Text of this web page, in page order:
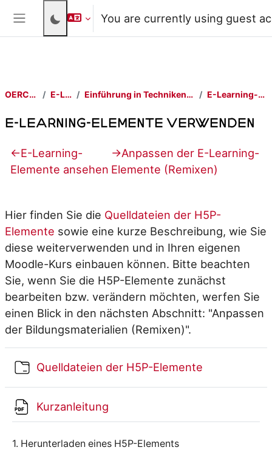
Skip to main content
You are currently using guest
OERContent.nrw E-Learn-TwA Einführung in Techniken des wissenschaftlichen Arbeitens E-Learning-Elemente verwenden
E-Learning-Elemente verwenden
Section outline
←E-Learning-
Elemente ansehen
→Anpassen der E-Learning-
Elemente (Remixen)
Hier finden Sie die Quelldateien der H5P-
Elemente sowie eine kurze Beschreibung, wie Sie
diese weiterverwenden und in Ihren eigenen
Moodle-Kurs einbauen können. Bitte beachten
Sie, wenn Sie die H5P-Elemente zunächst
bearbeiten bzw. verändern möchten, werfen Sie
einen Blick in den nächsten Abschnitt: "Anpassen
der Bildungsmaterialien (Remixen)".
Quelldateien der H5P-Elemente
Kurzanleitung
1. Herunterladen eines H5P-Elements